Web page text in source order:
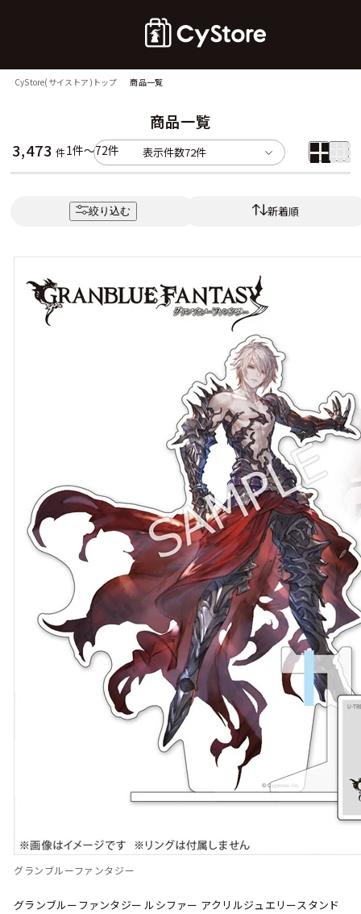
CyStore(サイストア)トップ 商品一覧
商品一覧
3,473件1件～72件 表示件数72件
絞り込む 新着順
グランブルーファンタジー
グランブルーファンタジー ルシファー アクリルジュエリースタンド